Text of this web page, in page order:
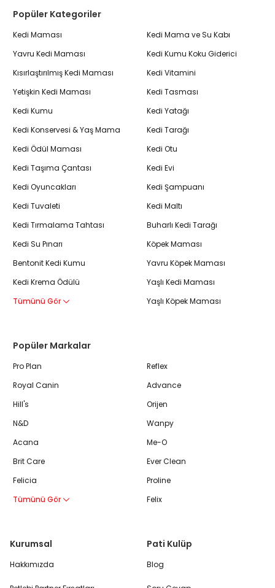
Popüler Kategoriler
Kedi Maması
Yavru Kedi Maması
Kısırlaştırılmış Kedi Maması
Yetişkin Kedi Maması
Kedi Kumu
Kedi Konservesi & Yaş Mama
Kedi Ödül Maması
Kedi Taşıma Çantası
Kedi Oyuncakları
Kedi Tuvaleti
Kedi Tırmalama Tahtası
Kedi Su Pınarı
Bentonit Kedi Kumu
Kedi Krema Ödülü
Tümünü Gör
Kedi Mama ve Su Kabı
Kedi Kumu Koku Giderici
Kedi Vitamini
Kedi Tasması
Kedi Yatağı
Kedi Tarağı
Kedi Otu
Kedi Evi
Kedi Şampuanı
Kedi Maltı
Buharlı Kedi Tarağı
Köpek Maması
Yavru Köpek Maması
Yaşlı Kedi Maması
Yaşlı Köpek Maması
Popüler Markalar
Pro Plan
Royal Canin
Hill's
N&D
Acana
Brit Care
Felicia
Tümünü Gör
Reflex
Advance
Orijen
Wanpy
Me-O
Ever Clean
Proline
Felix
Kurumsal
Hakkımızda
Pati Kulüp
Blog